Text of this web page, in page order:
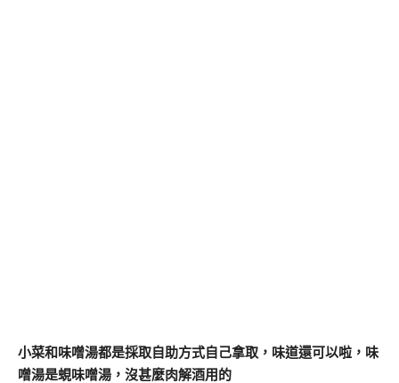
小菜和味噌湯都是採取自助方式自己拿取，味道還可以啦，味
噌湯是蜆味噌湯，沒甚麼肉解酒用的